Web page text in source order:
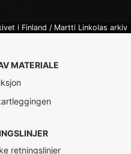
i Finland / Martti Linkolas arkiv
MATERIALE
retningslinjer